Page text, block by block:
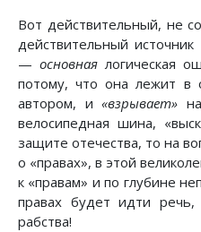
Вот действительный, не
действительный
— основная логическая
потому, что она лежит в
автором, и«взрывает»
велосипедная шина,
защите отечества, то на
о «правах», в этой
к «правам» и по глубине
правах будет идти
рабства!